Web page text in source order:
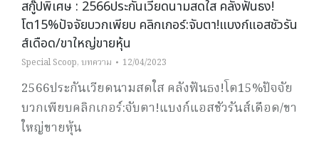
สกู๊ปพิเศษ : 2566ประกันเวียดนามสดใส คลังฟันธง!
โต15%ปัจจัยบวกเพียบ คลิกเกอร์:จับตา!แบงก์แอสชัวรัน
ส์เดือด/ขาใหญ่ขายหุ้น
Special Scoop, บทความ 12/04/2023
2566ประกันเวียดนามสดใส คลังฟันธง!โต15%ปัจจัย
บวกเพียบคลิกเกอร์:จับตา!แบงก์แอสชัวรันส์เดือด/ขา
ใหญ่ขายหุ้น